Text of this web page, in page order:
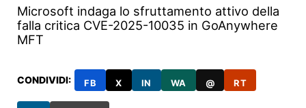
Microsoft indaga lo sfruttamento attivo della
falla critica CVE-2025-10035 in GoAnywhere
MFT
CONDIVIDI: FB X IN WA @ RT